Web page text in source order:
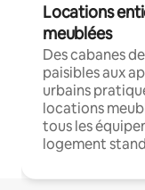
Locations
meublées
Des cabanes
paisibles aux
urbains
locations
tous les
logement